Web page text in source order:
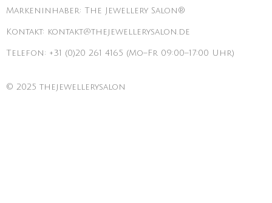
Markeninhaber: The Jewellery Salon®
Kontakt: kontakt@thejewellerysalon.de
Telefon: +31 (0)20 261 4165 (Mo–Fr 09:00–17:00 Uhr)
© 2025 thejewellerysalon